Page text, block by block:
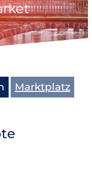
Marktplatz